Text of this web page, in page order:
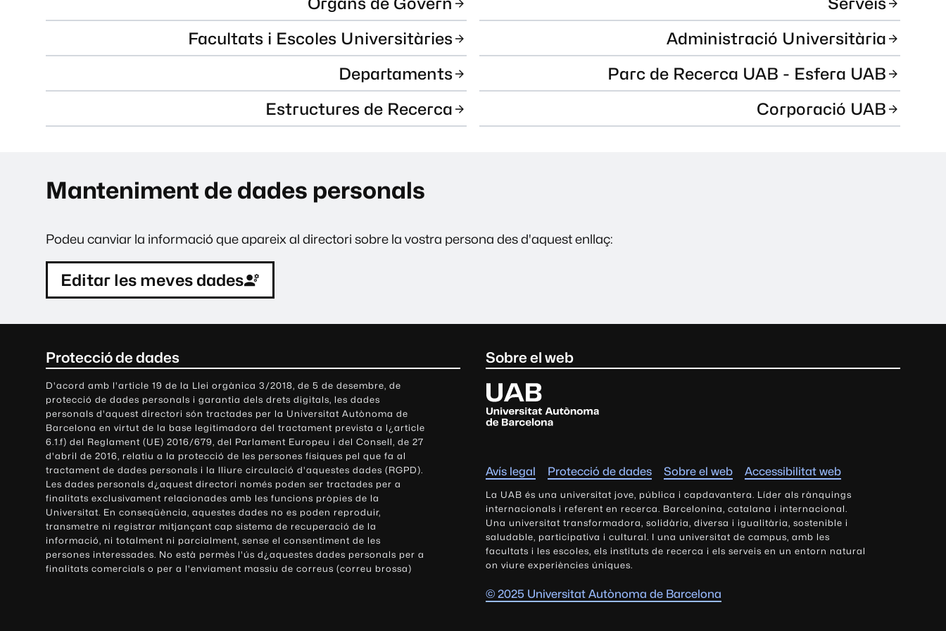
Facultats i Escoles Universitàries
Departaments
Estructures de Recerca
Administració Universitària
Parc de Recerca UAB - Esfera UAB
Corporació UAB
Manteniment de dades personals
Podeu canviar la informació que apareix al directori sobre la vostra persona des d'aquest enllaç:
Editar les meves dades
Protecció de dades
D'acord amb l'article 19 de la Llei orgànica 3/2018, de 5 de desembre, de
protecció de dades personals i garantia dels drets digitals, les dades
personals d'aquest directori són tractades per la Universitat Autònoma de
Barcelona en virtut de la base legitimadora del tractament prevista a l¿article
6.1.f) del Reglament (UE) 2016/679, del Parlament Europeu i del Consell, de 27
d'abril de 2016, relatiu a la protecció de les persones físiques pel que fa al
tractament de dades personals i la lliure circulació d'aquestes dades (RGPD).
Les dades personals d¿aquest directori només poden ser tractades per a
finalitats exclusivament relacionades amb les funcions pròpies de la
Universitat. En conseqüència, aquestes dades no es poden reproduir,
transmetre ni registrar mitjançant cap sistema de recuperació de la
informació, ni totalment ni parcialment, sense el consentiment de les
persones interessades. No està permès l'ús d¿aquestes dades personals per a
finalitats comercials o per a l'enviament massiu de correus (correu brossa)
Sobre el web
U
n
i
s
i
t
a
t
A
u
t
ò
Avís legal Protecció de dades Sobre el web Accessibilitat web
La UAB és una universitat jove, pública i capdavantera. Líder als rànquings
internacionals i referent en recerca. Barcelonina, catalana i internacional.
Una universitat transformadora, solidària, diversa i igualitària, sostenible i
saludable, participativa i cultural. I una universitat de campus, amb les
facultats i les escoles, els instituts de recerca i els serveis en un entorn natural
on viure experiències úniques.
© 2025 Universitat Autònoma de Barcelona